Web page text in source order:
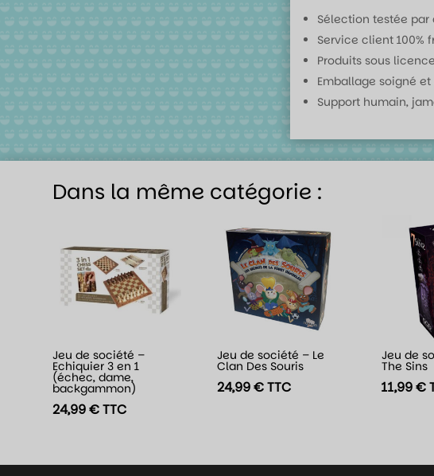
Sélection testée par
Service client 100%
Produits sous
Emballage soigné
Support humain,
Dans la même catégorie :
Jeu de société –
Echiquier 3 en 1
(échec, dame,
backgammon)
24,99€TTC
Jeu de société – Le
Clan Des Souris
24,99€TTC
Jeu de
The Sins
11,99€